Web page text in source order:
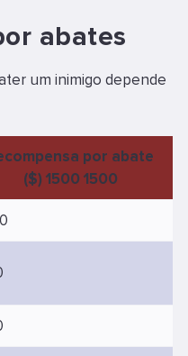
abates
um inimigo depende
por abate
($) 1500 1500